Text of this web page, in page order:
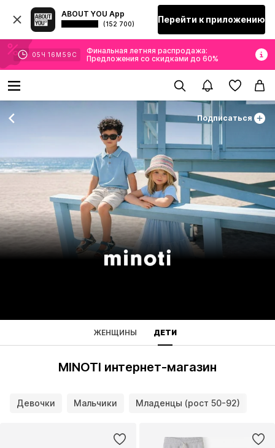
ABOUT YOU App
(152 700) Перейти к приложению
05 Ч 16 М 57 С
Финальная летняя распродажа:
Предложения со скидками до 60%
Подписаться
ЖЕНЩИНЫ ДЕТИ
MINOTI интернет-магазин
Девочки Мальчики Младенцы (рост 50-92)